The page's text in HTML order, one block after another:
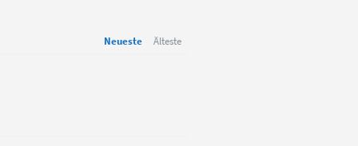
Neueste Älteste